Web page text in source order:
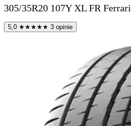
305/35R20 107Y XL FR Ferrari
5,0 ★★★★★ 3 opinie